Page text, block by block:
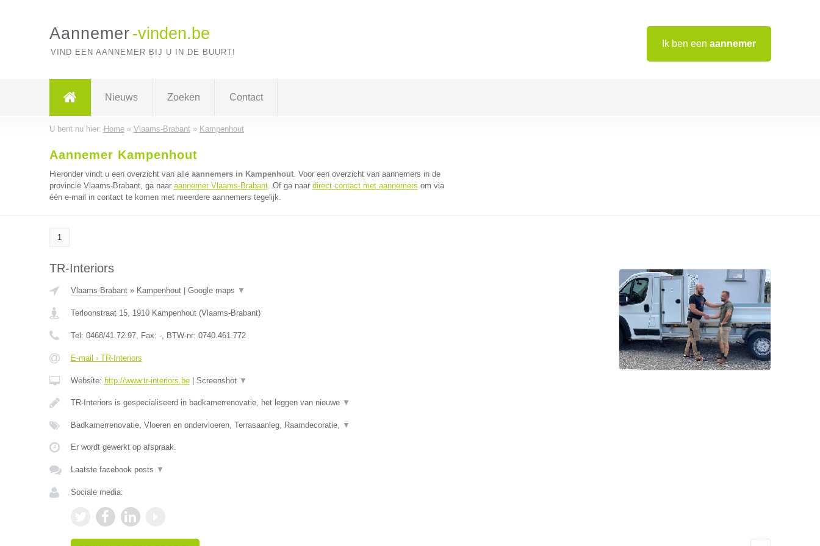
Ik ben een aannemer
Aannemer -vinden.be
VIND EEN AANNEMER BIJ U IN DE BUURT!
Nieuws Zoeken Contact
U bent nu hier: Home» Vlaams-Brabant» Kampenhout
Aannemer Kampenhout
Hieronder vindt u een overzicht van alle aannemers in Kampenhout. Voor een overzicht van aannemers in de
provincie Vlaams-Brabant, ga naar aannemer Vlaams-Brabant. Of ga naar direct contact met aannemers om via
één e-mail in contact te komen met meerdere aannemers tegelijk.
1
TR-Interiors
Vlaams-Brabant» Kampenhout| Google maps ▼
Terloonstraat 15, 1910 Kampenhout(Vlaams-Brabant)
Tel: 0468/41.72.97, Fax: -, BTW-nr: 0740.461.772
E-mail › TR-Interiors
Website: http://www.tr-interiors.be| Screenshot ▼
TR-Interiors is gespecialiseerd in badkamerrenovatie, het leggen van nieuwe ▼
Badkamerrenovatie, Vloeren en ondervloeren, Terrasaanleg, Raamdecoratie, ▼
Er wordt gewerkt op afspraak.
Laatste facebook posts ▼
Sociale media: